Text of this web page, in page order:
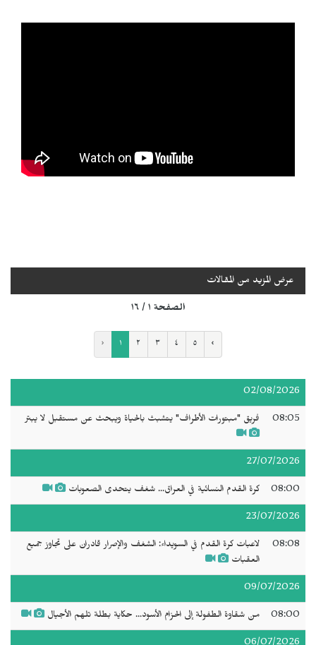
عرض المزيد من المقالات
الصفحة ١ / ١٦
‹ ١ ٢ ٣ ٤ ٥ ›
02/08/2026
08:05 فريق "مبتورات الأطراف" يتشبث بالحياة ويبحث عن مستقبل لا يبتر
27/07/2026
08:00 كرة القدم النسائية في العراق... شغف يتحدى الصعوبات
23/07/2026
08:08
لاعبات كرة القدم في السويداء: الشغف والإصرار قادران على تجاوز جميع
العقبات
09/07/2026
08:00 من شقاوة الطفولة إلى الحزام الأسود... حكاية بطلة تلهم الأجيال